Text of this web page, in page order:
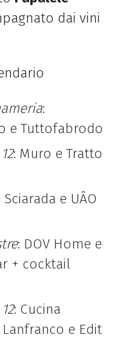
dai vini
:
e Tuttofabrodo
: Muro e Tratto
Sciarada e UÂO
: DOV Home e
+ cocktail
: Cucina
e Edit